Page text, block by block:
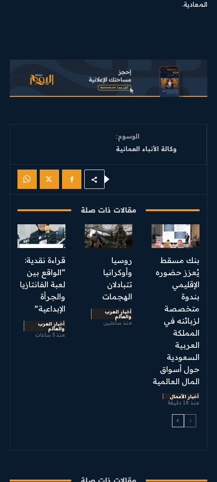
المعادية.
الوسوم:
وكالة الأنباء العمانية
مقالات ذات صلة
بنك مسقط
يُعزز حضوره
الإقليمي
بندوة
متخصصة
لزبائنه في
المملكة
العربية
السعودية
حول أسواق
المال العالمية
أخبار الأعمال
منذ 18 دقيقة
روسيا
وأوكرانيا
تتبادلان
الهجمات
أخبار العرب
والعالم
منذ ساعتين
قراءة نقدية:
“الواقع بين
لعبة الفانتازيا
والجرأة
الإبداعية”
أخبار العرب
والعالم
منذ 3 ساعات